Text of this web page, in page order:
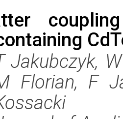
Jakubczyk,
Florian, F